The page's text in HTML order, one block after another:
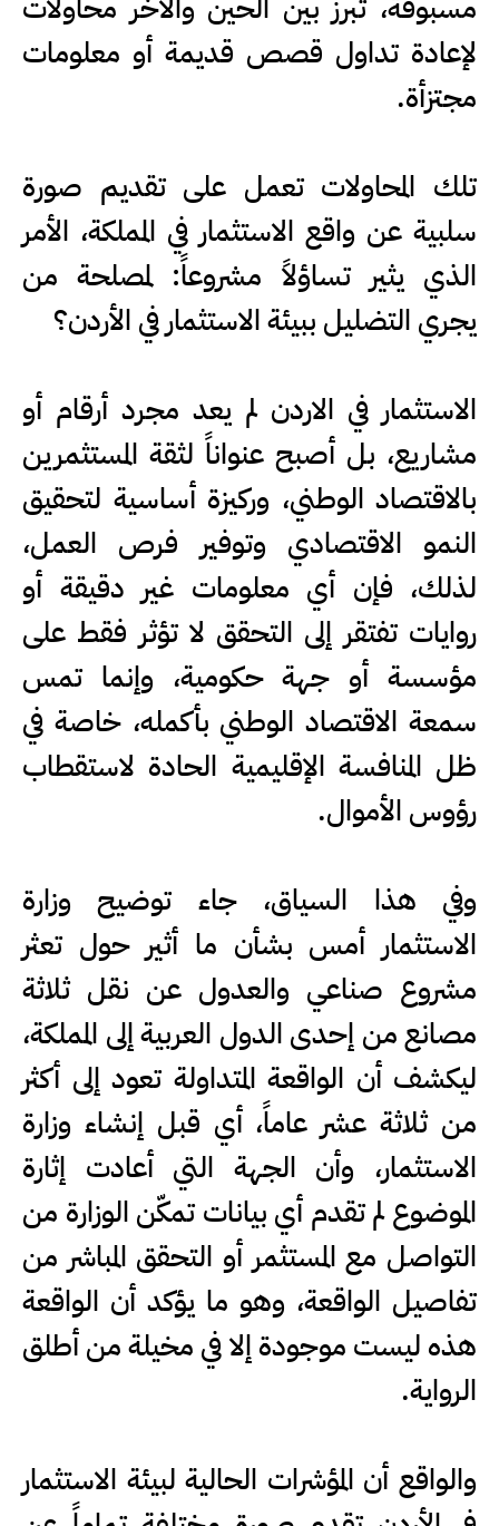
مسبوقة، تبرز بين الحين والآخر محاولات
لإعادة تداول قصص قديمة أو معلومات
مجتزأة.
تلك المحاولات تعمل على تقديم صورة
سلبية عن واقع الاستثمار في المملكة، الأمر
الذي يثير تساؤلاً مشروعاً: لمصلحة من
يجري التضليل ببيئة الاستثمار في الأردن؟
الاستثمار في الاردن لم يعد مجرد أرقام أو
مشاريع، بل أصبح عنواناً لثقة المستثمرين
بالاقتصاد الوطني، وركيزة أساسية لتحقيق
النمو الاقتصادي وتوفير فرص العمل،
لذلك، فإن أي معلومات غير دقيقة أو
روايات تفتقر إلى التحقق لا تؤثر فقط على
مؤسسة أو جهة حكومية، وإنما تمس
سمعة الاقتصاد الوطني بأكمله، خاصة في
ظل المنافسة الإقليمية الحادة لاستقطاب
رؤوس الأموال.
وفي هذا السياق، جاء توضيح وزارة
الاستثمار أمس بشأن ما أثير حول تعثر
مشروع صناعي والعدول عن نقل ثلاثة
مصانع من إحدى الدول العربية إلى المملكة،
ليكشف أن الواقعة المتداولة تعود إلى أكثر
من ثلاثة عشر عاماً، أي قبل إنشاء وزارة
الاستثمار، وأن الجهة التي أعادت إثارة
الموضوع لم تقدم أي بيانات تمكّن الوزارة من
التواصل مع المستثمر أو التحقق المباشر من
تفاصيل الواقعة، وهو ما يؤكد أن الواقعة
هذه ليست موجودة إلا في مخيلة من أطلق
الرواية.
والواقع أن المؤشرات الحالية لبيئة الاستثمار